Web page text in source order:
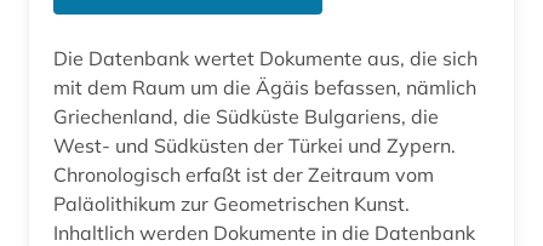
Die Datenbank wertet Dokumente aus, die sich
mit dem Raum um die Ägäis befassen, nämlich
Griechenland, die Südküste Bulgariens, die
West- und Südküsten der Türkei und Zypern.
Chronologisch erfaßt ist der Zeitraum vom
Paläolithikum zur Geometrischen Kunst.
Inhaltlich werden Dokumente in die Datenbank